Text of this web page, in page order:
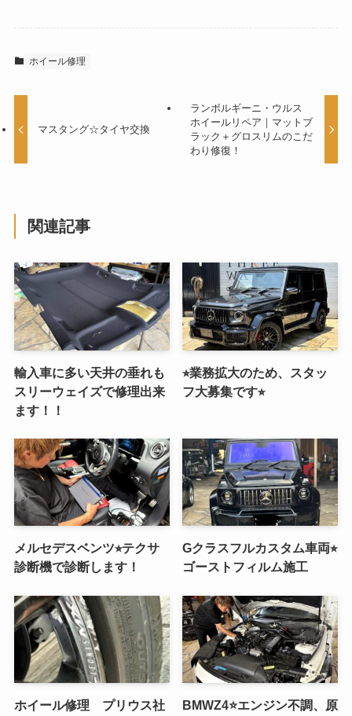
ホイール修理
マスタング☆タイヤ交換
ランボルギーニ・ウルス
ホイールリペア｜マットブ
ラック＋グロスリムのこだ
わり修復！
関連記事
輸入車に多い天井の垂れも
スリーウェイズで修理出来
ます！！
⭐︎業務拡大のため、スタッ
フ大募集です⭐︎
メルセデスベンツ⭐︎テクサ
診断機で診断します！
Gクラスフルカスタム車両⭐︎
ゴーストフィルム施工
ホイール修理 プリウス社
BMWZ4⭐️エンジン不調、原